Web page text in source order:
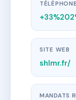
TÉLÉPHONE
SITE WEB
shlmr.fr/
MANDATS